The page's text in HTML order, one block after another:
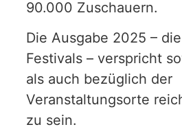
90.000 Zuschauern.
Die Ausgabe 2025 –
Festivals – verspricht
als auch bezüglich der
Veranstaltungsorte
zu sein.